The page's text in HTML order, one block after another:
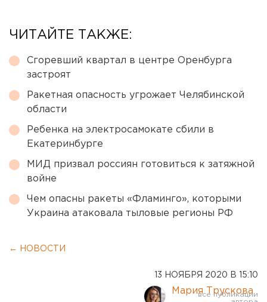
ЧИТАЙТЕ ТАКЖЕ:
Сгоревший квартал в центре Оренбурга
застроят
Ракетная опасность угрожает Челябинской
области
Ребенка на электросамокате сбили в
Екатеринбурге
МИД призвал россиян готовиться к затяжной
войне
Чем опасны ракеты «Фламинго», которыми
Украина атаковала тыловые регионы РФ
← НОВОСТИ
13 НОЯБРЯ 2020 В 15:10
Мария Трускова